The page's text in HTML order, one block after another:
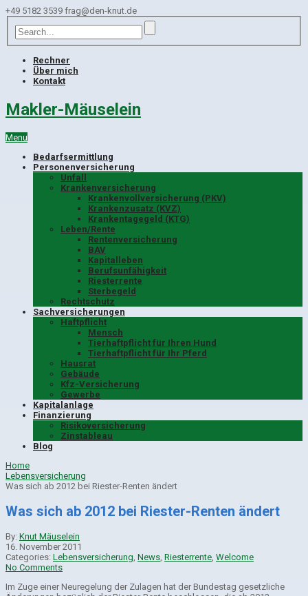
+49 5182 3539 frag@den-knut.de
Rechner
Über mich
Kontakt
Makler-Mäuselein
Menu
Bedarfsermittlung
Personenversicherung
Unfall
Krankenversicherung
Krankenvollversicherung (PKV)
Krankenzusatz (KVZ)
Krankentagegeld (KTG)
Leben/Rente
Rentenversicherung
BAV
Kapitalleben
Berufsunfähigkeit
Riesterrente
Sterbegeld
Rechtschutz
Sachversicherungen
Haftpflicht
Mensch
Tierhaftpflicht für Ihren Hund
Tierhaftpflicht für Ihr Pferd
Hausrat
Gebäude
Kfz-Versicherung
Gewerbe
Kapitalanlage
Finanzierung
Risikoversicherung
Zinstableau
Blog
Home
Lebensversicherung
Was sich ab 2012 bei Riester-Renten ändert
Was sich ab 2012 bei Riester-Renten ändert
By: Knut Mäuselein
16. November 2011
Categories: Lebensversicherung News Riesterrente Welcome
No Comments
Im Zuge einer Neuregelung der Zulagen hat der Bundestag gesetzliche